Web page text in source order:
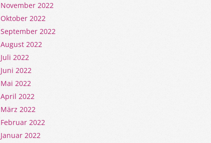
November 2022
Oktober 2022
September 2022
August 2022
Juli 2022
Juni 2022
Mai 2022
April 2022
März 2022
Februar 2022
Januar 2022